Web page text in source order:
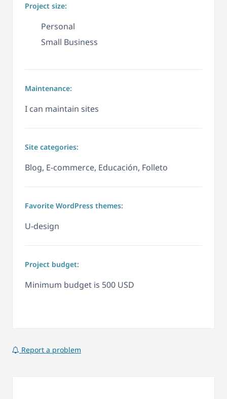
Project size:
Personal
Small Business
Maintenance:
I can maintain sites
Site categories:
Blog, E-commerce, Educación, Folleto
Favorite WordPress themes:
U-design
Project budget:
Minimum budget is 500 USD
Report a problem